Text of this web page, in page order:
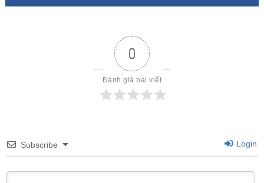
0
Đánh giá bài viết
Subscribe Login